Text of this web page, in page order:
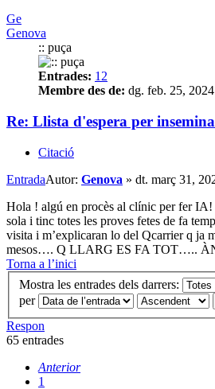
Ge
Genova
:: puça
Entrades: 12
Membre des de: dg. feb. 25,
Re: Llista d'espera per
Citació
EntradaAutor: Genova » dt. març 31,
Hola ! algú en procès al clínic per fer IA!
sola i tinc totes les proves fetes de fa
visita i m’explicaran lo del Qcarrier q ja
mesos…. Q LLARG ES FA TOT…..
Torna a l’inici
Mostra les entrades dels darrers:
per
Respon
65 entrades
Anterior
1